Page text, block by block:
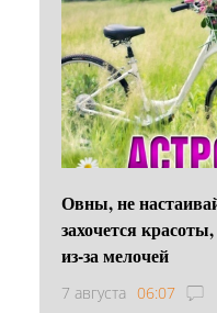
Овны, не
захочется
из-за мелочей
7 августа 06:07